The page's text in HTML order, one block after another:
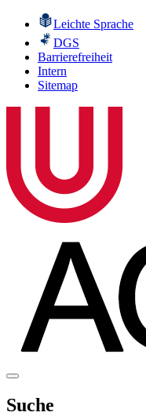
Leichte Sprache
DGS
Barrierefreiheit
Intern
Sitemap
Suche